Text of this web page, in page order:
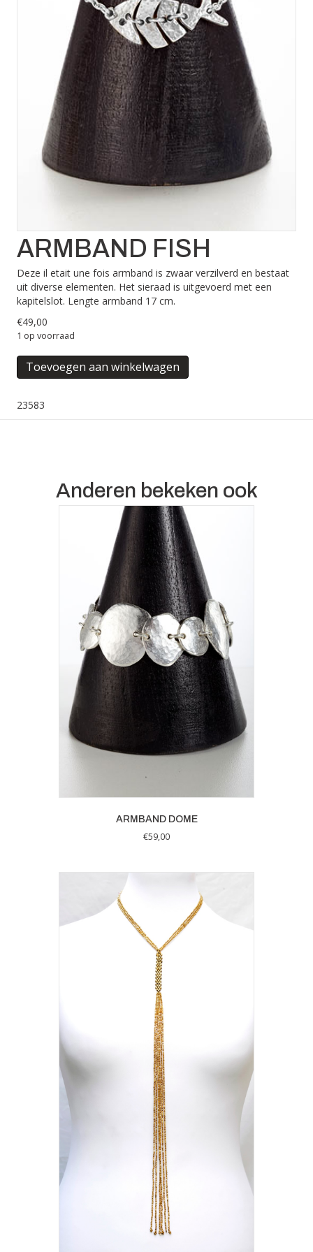
ARMBAND FISH
Deze il etait une fois armband is zwaar verzilverd en bestaat
uit diverse elementen. Het sieraad is uitgevoerd met een
kapitelslot. Lengte armband 17 cm.
€49,00
1 op voorraad
ARMBAND
FISH
Toevoegen aan winkelwagen
23583
Anderen bekeken ook
ARMBAND DOME
€59,00